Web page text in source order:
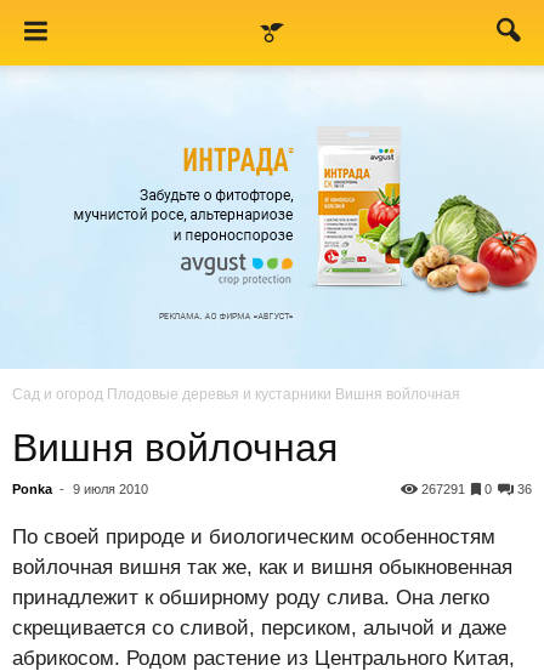
Сад и огород Плодовые деревья и кустарники Вишня войлочная
Вишня войлочная
Ponka - 9 июля 2010 36
0
267291
По своей природе и биологическим особенностям
войлочная вишня так же, как и вишня обыкновенная
принадлежит к обширному роду слива. Она легко
скрещивается со сливой, персиком, алычой и даже
абрикосом. Родом растение из Центрального Китая,